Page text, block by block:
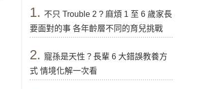
1. 不只 Trouble 2 ? 麻煩 1 至 6 歲家長
要面對的事 各年齡層不同的育兒挑戰
2. 寵孫是天性？長輩 6 大錯誤教養方
式 情境化解一次看